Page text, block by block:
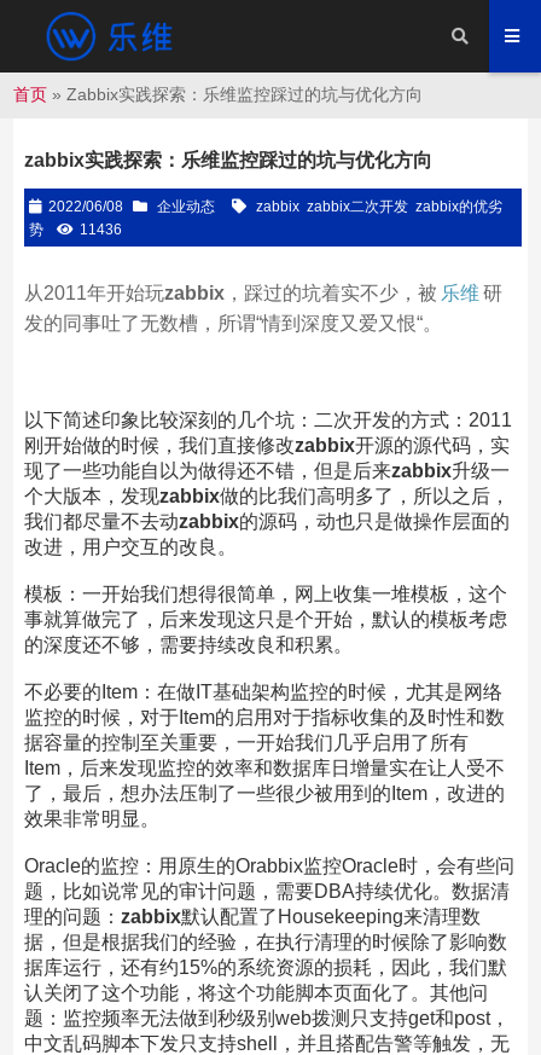
首页 »Zabbix实践探索：乐维监控踩过的坑与优化方向
zabbix实践探索：乐维监控踩过的坑与优化方向
2022/06/08 企业动态 zabbix zabbix二次开发 zabbix的优劣
势
11436
从2011年开始玩zabbix，踩过的坑着实不少，被 乐维 研
发的同事吐了无数槽，所谓“情到深度又爱又恨“。
以下简述印象比较深刻的几个坑：二次开发的方式：2011
刚开始做的时候，我们直接修改zabbix开源的源代码，实
现了一些功能自以为做得还不错，但是后来zabbix升级一
个大版本，发现zabbix做的比我们高明多了，所以之后，
我们都尽量不去动zabbix的源码，动也只是做操作层面的
改进，用户交互的改良。
模板：一开始我们想得很简单，网上收集一堆模板，这个
事就算做完了，后来发现这只是个开始，默认的模板考虑
的深度还不够，需要持续改良和积累。
不必要的Item：在做IT基础架构监控的时候，尤其是网络
监控的时候，对于Item的启用对于指标收集的及时性和数
据容量的控制至关重要，一开始我们几乎启用了所有
Item，后来发现监控的效率和数据库日增量实在让人受不
了，最后，想办法压制了一些很少被用到的Item，改进的
效果非常明显。
Oracle的监控：用原生的Orabbix监控Oracle时，会有些问
题，比如说常见的审计问题，需要DBA持续优化。数据清
理的问题： zabbix默认配置了Housekeeping来清理数
据，但是根据我们的经验，在执行清理的时候除了影响数
据库运行，还有约15%的系统资源的损耗，因此，我们默
认关闭了这个功能，将这个功能脚本页面化了。其他问
题：监控频率无法做到秒级别web拨测只支持get和post，
中文乱码脚本下发只支持shell，并且搭配告警等触发，无